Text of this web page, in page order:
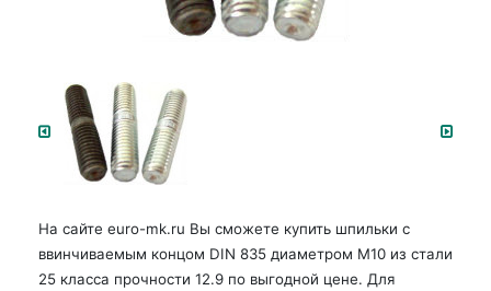
На сайте euro-mk.ru Вы сможете купить шпильки с
ввинчиваемым концом DIN 835 диаметром М10 из стали
25 класса прочности 12.9 по выгодной цене. Для